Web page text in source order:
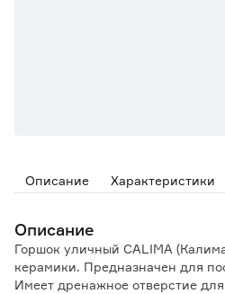
Описание Характеристики
Описание
Горшок уличный CALIMA
керамики. Предназначен для
Имеет дренажное отверстие